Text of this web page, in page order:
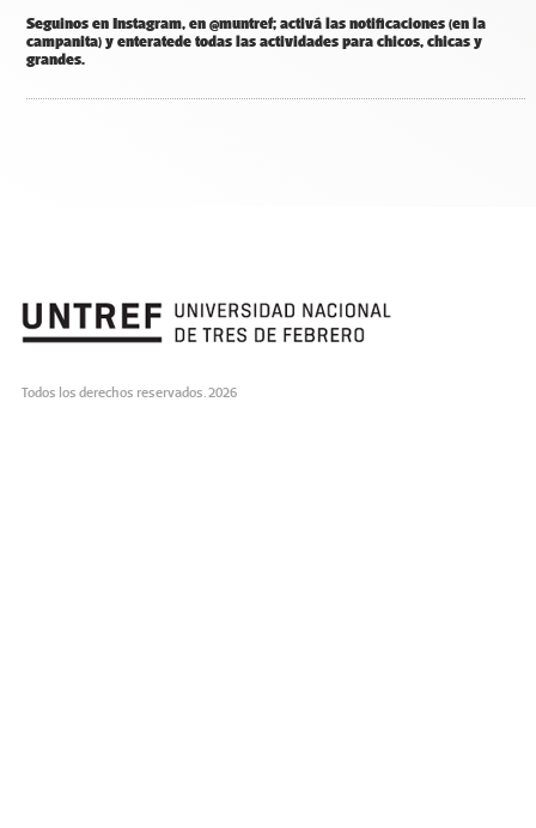
Seguinos en Instagram, en @muntref; activá las notificaciones (en la
campanita) y enteratede todas las actividades para chicos, chicas y
grandes.
Todos los derechos reservados. 2026